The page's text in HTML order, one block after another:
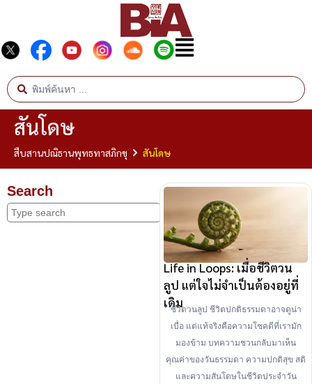
สันโดษ
สืบสานปณิธานพุทธทาสภิกขุ สันโดษ
Search
Life in Loops: เมื่อชีวิตวน
ลูป แต่ใจไม่จำเป็นต้องอยู่ที่
เดิม
ชีวิตวนลูป ชีวิตปกติธรรมดาอาจดูน่า
เบื่อ แต่แท้จริงคือความโชคดีที่เรามัก
มองข้าม บทความชวนกลับมาเห็น
คุณค่าของวันธรรมดา ความปกติสุข สติ
และความสันโดษในชีวิตประจำวัน